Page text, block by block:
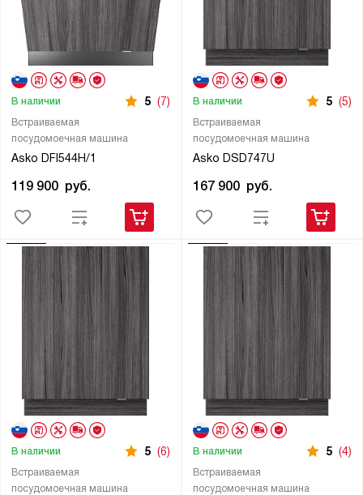
Встраиваемая
посудомоечная машина
Asko DFI544H/1
В наличии 5 (7)
119 900 руб.
Встраиваемая
посудомоечная машина
Asko DSD747U
В наличии 5 (5)
167 900 руб.
Встраиваемая
посудомоечная машина
В наличии 5 (6)
Встраиваемая
посудомоечная машина
В наличии 5 (4)